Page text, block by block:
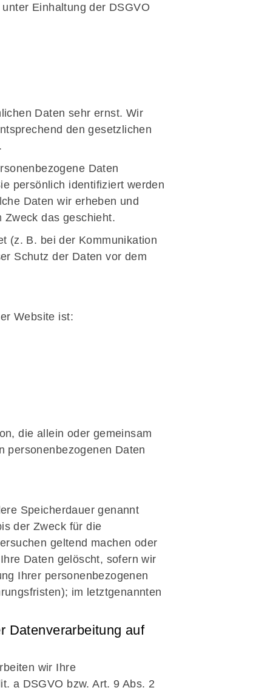
Einhaltung der DSGVO
Daten sehr ernst. Wir
den gesetzlichen
Daten
persönlich identifiziert werden
Daten wir erheben und
das geschieht.
(z. B. bei der Kommunikation
Schutz der Daten vor dem
Website ist:
die allein oder gemeinsam
personenbezogenen Daten
Speicherdauer genannt
der Zweck für die
geltend machen oder
Daten gelöscht, sofern wir
Ihrer personenbezogenen
im letztgenannten
Datenverarbeitung auf
wir Ihre
a DSGVO bzw. Art. 9 Abs. 2